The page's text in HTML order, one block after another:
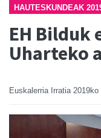
HAUTESKUNDEAK
EH Bilduk
Uharteko
Euskalerria Irratia 2019ko